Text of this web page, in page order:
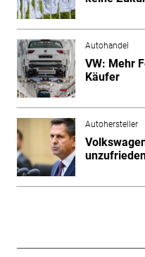
Autohandel
VW: Mehr
Käufer
Autohersteller